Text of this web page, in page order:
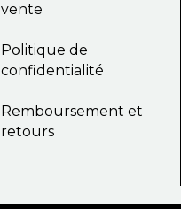
vente
Politique de
confidentialité
Remboursement et
retours